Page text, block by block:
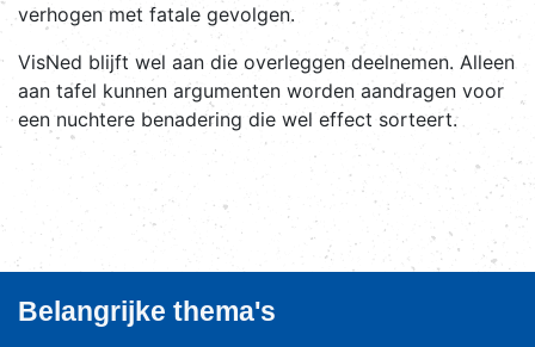
verhogen met fatale gevolgen.
VisNed blijft wel aan die overleggen deelnemen. Alleen
aan tafel kunnen argumenten worden aandragen voor
een nuchtere benadering die wel effect sorteert.
Belangrijke thema's